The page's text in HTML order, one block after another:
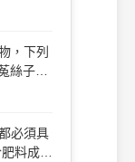
，下列
絲子的
物的一
才死
的媒介
必須具
料成分